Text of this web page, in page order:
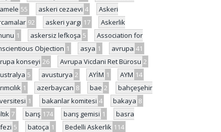
55 askeri cezaevi 4
Askeri
92 askeri yargı 17
Askerlik
1 askersiz lefkoşa 5
Association for
Objection 1 asya 1 avrupa 41
konseyi 26 Avrupa Vicdani Ret Bürosu 2
5 avusturya 2 AYİM 1 AYM 14
1 azerbaycan 8 bae 2
bahçeşehir
1 bakanlar komitesi 4 bakaya 8
7 barış 174 barış gemisi 1
basra
5 batoça 1 Bedelli Askerlik 114